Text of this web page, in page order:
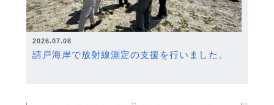
2026.07.08
請戸海岸で放射線測定の支援を行いました。